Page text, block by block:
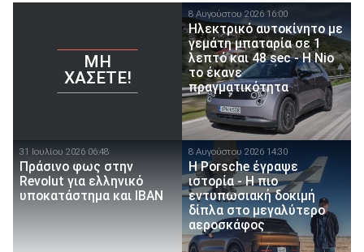
ΜΗ
ΧΆΣΕΤΕ!
8 Αυγούστου 2026 16:00
Ηλεκτρικό αυτοκίνητο με
γεμάτη μπαταρία σε 1
λεπτό και 48 sec - Η Nio
το έκανε
πραγματικότητα
31 Ιουλίου 2026 06:48
Πράσινο φως στην
Revolut για ελληνικό
υποκατάστημα και IBAN
8 Αυγούστου 2026 14:30
H Porsche έγραψε
ιστορία - H πιο
εντυπωσιακή δοκιμή
δίπλα στο μεγαλύτερο
αεροσκάφος